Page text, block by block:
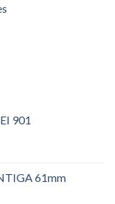
901
61mm